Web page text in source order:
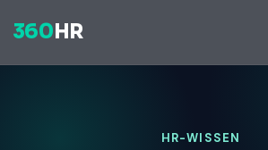
360 HR
HR-WISSEN